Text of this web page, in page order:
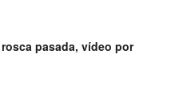
pasada, vídeo por